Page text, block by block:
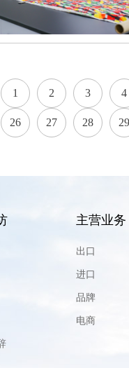
1 2 3 4
26 27 28 29
主营业务
出口
进口
品牌
电商